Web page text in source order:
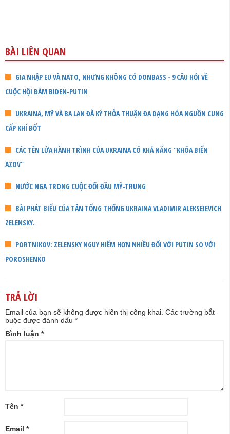
BÀI LIÊN QUAN
GIA NHẬP EU VÀ NATO, NHƯNG KHÔNG CÓ DONBASS - 9 CÂU HỎI VỀ
CUỘC HỘI ĐÀM BIDEN-PUTIN
UKRAINA, MỸ VÀ BA LAN ĐÃ KÝ THỎA THUẬN ĐA DẠNG HÓA NGUỒN CUNG
CẤP KHÍ ĐỐT
CÁC TÊN LỬA HÀNH TRÌNH CỦA UKRAINA CÓ KHẢ NĂNG "KHÓA BIỂN
AZOV"
NƯỚC NGA TRONG CUỘC ĐỐI ĐẦU MỸ-TRUNG
BÀI PHÁT BIỂU CỦA TÂN TỔNG THỐNG UKRAINA VLADIMIR ALEKSEIEVICH
ZELENSKY.
PORTNIKOV: ZELENSKY NGUY HIỂM HƠN NHIỀU ĐỐI VỚI PUTIN SO VỚI
POROSHENKO
TRẢ LỜI
Email của bạn sẽ không được hiển thị công khai. Các trường bắt
buộc được đánh dấu *
Bình luận *
Tên *
Email *